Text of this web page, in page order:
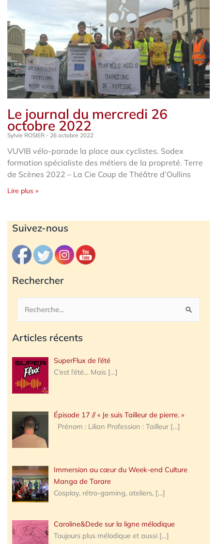
Le journal du mercredi 26
octobre 2022
Sylvie ROSIER 26 octobre 2022
VUVIB vélo-parade la place aux cyclistes. Sodex
formation spécialiste des métiers de la propreté. Terre
de Scènes 2022 – La Cie Coup de Théâtre d’Oullins
Lire plus »
Suivez-nous
Rechercher
Rechercher :
Articles récents
SuperFlux de l’été
C’est l’été… Mais […]
Épisode 17 // « Je suis Tailleur de pierre. »
Prénom : Lilian Profession : Tailleur […]
Immersion au cœur du Week-end Culture
Manga de Tarare
Cosplay, rétro-gaming, ateliers, […]
Caroline&Dede sur la ligne mélodique
Toujours plus mélodique et aussi […]
Archives